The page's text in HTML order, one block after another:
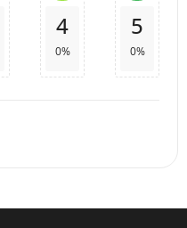
4
0%
5
0%